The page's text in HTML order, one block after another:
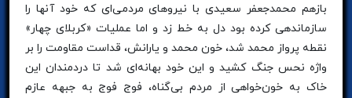
بازهم محمدجعفر سعیدی با نیروهای مردمی‌ای که خود آنها را
سازماندهی کرده بود دل به خط زد و اما عملیات «کربلای چهار»
نقطه پرواز محمد شد، خون محمد و یارانش، قداست مقاومت را بر
واژه نحس جنگ کشید و این خود بهانه‌ای شد تا دردمندان این
خاک به خون‌خواهی از مردم بی‌گناه، فوج فوج به جبهه‌ عازم